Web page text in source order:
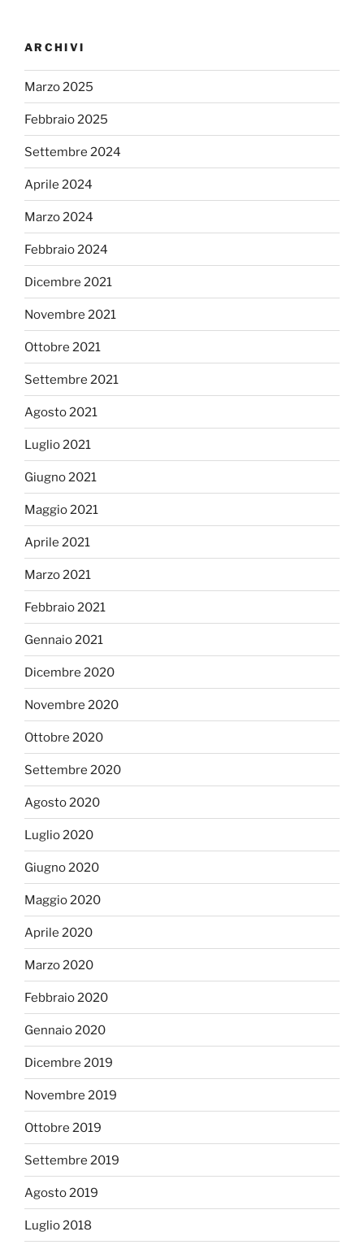
ARCHIVI
Marzo 2025
Febbraio 2025
Settembre 2024
Aprile 2024
Marzo 2024
Febbraio 2024
Dicembre 2021
Novembre 2021
Ottobre 2021
Settembre 2021
Agosto 2021
Luglio 2021
Giugno 2021
Maggio 2021
Aprile 2021
Marzo 2021
Febbraio 2021
Gennaio 2021
Dicembre 2020
Novembre 2020
Ottobre 2020
Settembre 2020
Agosto 2020
Luglio 2020
Giugno 2020
Maggio 2020
Aprile 2020
Marzo 2020
Febbraio 2020
Gennaio 2020
Dicembre 2019
Novembre 2019
Ottobre 2019
Settembre 2019
Agosto 2019
Luglio 2018